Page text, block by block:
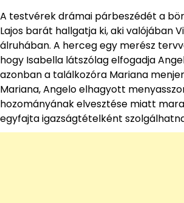
A testvérek drámai párbeszédét a
Lajos barát hallgatja ki, aki valójában
álruhában. A herceg egy merész
hogy Isabella látszólag elfogadja
azonban a találkozóra Mariana
Mariana, Angelo elhagyott
hozományának elvesztése miatt
egyfajta igazságtételként